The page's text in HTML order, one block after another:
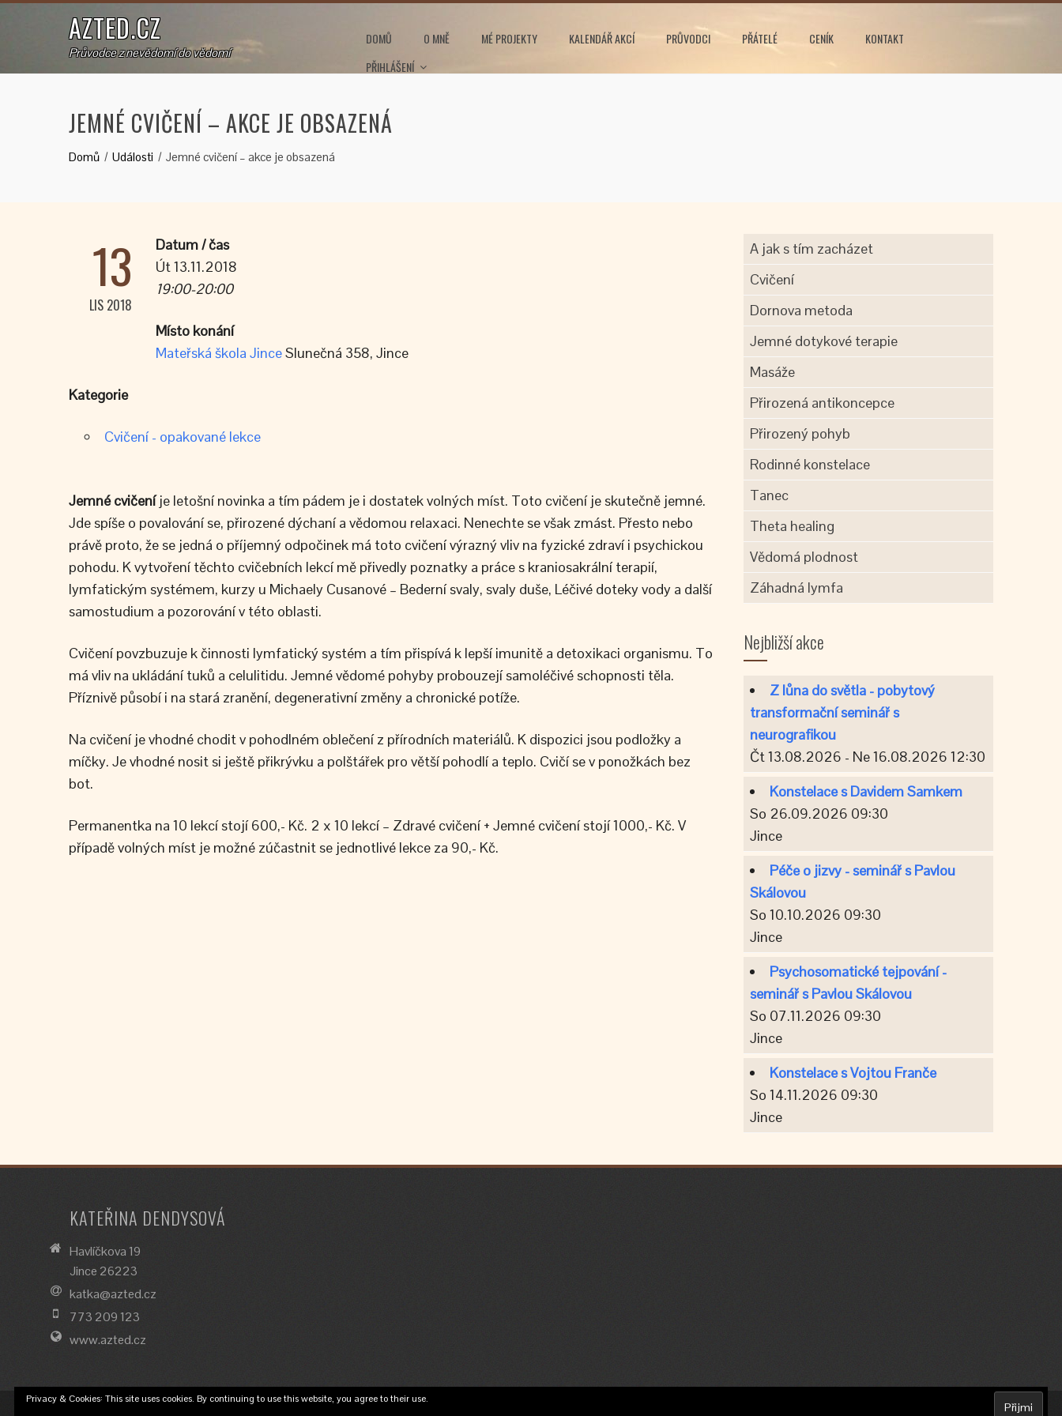
AZTED.CZ
Průvodce z nevědomí do vědomí
DOMŮ O MNĚ MÉ PROJEKTY KALENDÁŘ AKCÍ PRŮVODCI PŘÁTELÉ CENÍK
KONTAKT
PŘIHLÁŠENÍ
JEMNÉ CVIČENÍ – AKCE JE OBSAZENÁ
Domů Události Jemné cvičení – akce je obsazená
13
LIS 2018
Datum / čas
Út 13.11.2018
19:00-20:00
Místo konání
Mateřská škola JinceSlunečná 358, Jince
Kategorie
Cvičení - opakované lekce
Jemné cvičeníje letošní novinka a tím pádem je i dostatek volných míst. Toto cvičení je skutečně jemné.
Jde spíše o povalování se, přirozené dýchaní a vědomou relaxaci. Nenechte se však zmást. Přesto nebo
právě proto, že se jedná o příjemný odpočinek má toto cvičení výrazný vliv na fyzické zdraví i psychickou
pohodu. K vytvoření těchto cvičebních lekcí mě přivedly poznatky a práce s kraniosakrální terapií,
lymfatickým systémem, kurzy u Michaely Cusanové – Bederní svaly, svaly duše, Léčivé doteky vody a další
samostudium a pozorování v této oblasti.
Cvičení povzbuzuje k činnosti lymfatický systém a tím přispívá k lepší imunitě a detoxikaci organismu. To
má vliv na ukládání tuků a celulitidu. Jemné vědomé pohyby probouzejí samoléčivé schopnosti těla.
Příznivě působí i na stará zranění, degenerativní změny a chronické potíže.
Na cvičení je vhodné chodit v pohodlném oblečení z přírodních materiálů. K dispozici jsou podložky a
míčky. Je vhodné nosit si ještě přikrývku a polštářek pro větší pohodlí a teplo. Cvičí se v ponožkách bez
bot.
Permanentka na 10 lekcí stojí 600,- Kč. 2 x 10 lekcí – Zdravé cvičení + Jemné cvičení stojí 1000,- Kč. V
případě volných míst je možné zúčastnit se jednotlivé lekce za 90,- Kč.
A jak s tím zacházet
Cvičení
Dornova metoda
Jemné dotykové terapie
Masáže
Přirozená antikoncepce
Přirozený pohyb
Rodinné konstelace
Tanec
Theta healing
Vědomá plodnost
Záhadná lymfa
Nejbližší akce
Z lůna do světla - pobytový
transformační seminář s
neurografikou
Čt 13.08.2026 - Ne 16.08.2026 12:30
Konstelace s Davidem Samkem
So 26.09.2026 09:30
Jince
Péče o jizvy - seminář s Pavlou
Skálovou
So 10.10.2026 09:30
Jince
Psychosomatické tejpování -
seminář s Pavlou Skálovou
So 07.11.2026 09:30
Jince
Konstelace s Vojtou Franče
So 14.11.2026 09:30
Jince
KATEŘINA DENDYSOVÁ
Havlíčkova 19
Jince 26223
katka@azted.cz
773 209 123
www.azted.cz
Privacy & Cookies: This site uses cookies. By continuing to use this website, you agree to their use.